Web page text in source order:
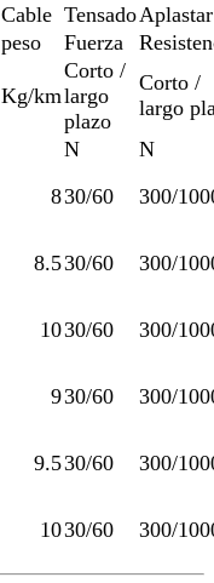
Cable TensadoAplastar
peso Fuerza
Kg/km
Corto /
largo
plazo
Corto /
largo
N
N
830/60 300/
8.530/60 300/
1030/60 300/
930/60 300/
9.530/60 300/
1030/60 300/